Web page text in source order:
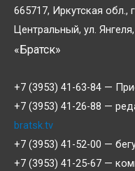
665717, Иркутская обл.,
Центральный, ул.
«Братск»
+7 (3953) 41-63-84 —
+7 (3953) 41-26-88 —
bratsk.tv
+7 (3953) 41-52-00 —
+7 (3953) 41-25-67 —